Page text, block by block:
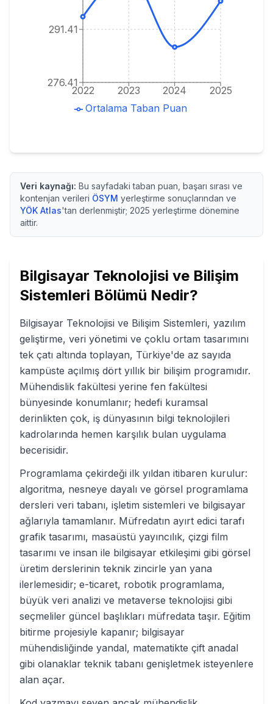
2022 2023 2024 2025
276.41
291.41
Ortalama Taban Puan
Veri kaynağı: Bu sayfadaki taban puan, başarı sırası ve
kontenjan verileri ÖSYM yerleştirme sonuçlarından ve
YÖK Atlas'tan derlenmiştir; 2025 yerleştirme dönemine
aittir.
Bilgisayar Teknolojisi ve Bilişim
Sistemleri Bölümü Nedir?
Bilgisayar Teknolojisi ve Bilişim Sistemleri, yazılım
geliştirme, veri yönetimi ve çoklu ortam tasarımını
tek çatı altında toplayan, Türkiye'de az sayıda
kampüste açılmış dört yıllık bir bilişim programıdır.
Mühendislik fakültesi yerine fen fakültesi
bünyesinde konumlanır; hedefi kuramsal
derinlikten çok, iş dünyasının bilgi teknolojileri
kadrolarında hemen karşılık bulan uygulama
becerisidir.
Programlama çekirdeği ilk yıldan itibaren kurulur:
algoritma, nesneye dayalı ve görsel programlama
dersleri veri tabanı, işletim sistemleri ve bilgisayar
ağlarıyla tamamlanır. Müfredatın ayırt edici tarafı
grafik tasarımı, masaüstü yayıncılık, çizgi film
tasarımı ve insan ile bilgisayar etkileşimi gibi görsel
üretim derslerinin teknik zincirle yan yana
ilerlemesidir; e-ticaret, robotik programlama,
büyük veri analizi ve metaverse teknolojisi gibi
seçmeliler güncel başlıkları müfredata taşır. Eğitim
bitirme projesiyle kapanır; bilgisayar
mühendisliğinde yandal, matematikte çift anadal
gibi olanaklar teknik tabanı genişletmek isteyenlere
alan açar.